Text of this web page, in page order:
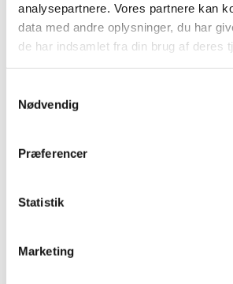
analysepartnere. Vores partnere kan
data med andre oplysninger, du har
de har indsamlet fra din brug af deres
Nødvendig
Præferencer
Statistik
Marketing
Salme
Apostolsk velsignelse
Postludium